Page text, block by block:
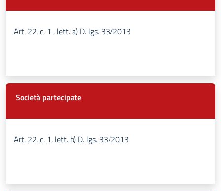
Art. 22, c. 1 , lett. a) D. lgs. 33/2013
Società partecipate
Art. 22, c. 1, lett. b) D. lgs. 33/2013